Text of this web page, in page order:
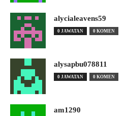
alycialeavens59
0 JAWATAN 0 KOMEN
alysapbu078811
0 JAWATAN 0 KOMEN
am1290